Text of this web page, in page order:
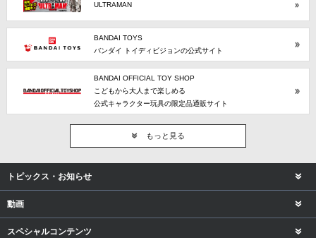
ULTRAMAN
BANDAI TOYS
バンダイ トイディビジョンの公式サイト
BANDAI OFFICIAL TOY SHOP
こどもから大人まで楽しめる
公式キャラクター玩具の限定品通販サイト
もっと見る
トピックス・お知らせ
動画
スペシャルコンテンツ